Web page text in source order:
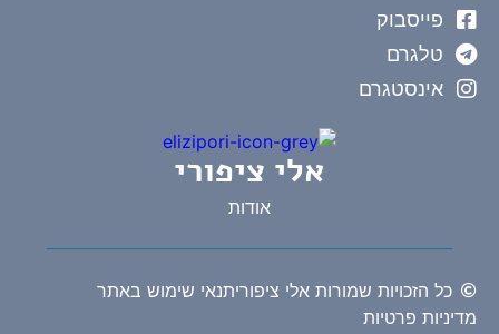
פייסבוק
טלגרם
אינסטגרם
אלי ציפורי
אודות
כל הזכויות שמורות אלי ציפוריתנאי שימוש באתר
מדיניות פרטיות